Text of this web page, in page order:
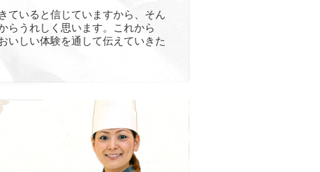
ていると信じていますから、そん
らうれしく思います。これから
いしい体験を通して伝えていきた